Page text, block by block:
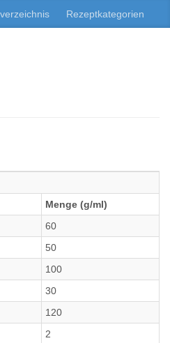
Rezeptkategorien
Menge (g/ml)
60
50
100
30
120
2